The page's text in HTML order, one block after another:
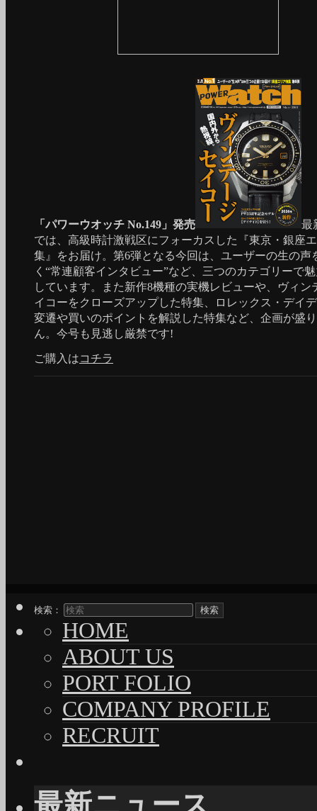
「パワーウオッチ No.149」発売
最
では、高級時計激戦区にフォーカスした『東京・銀座
集』をお届け。第6弾となる今回は、ユーザーの生の声
く“常連顧客インタビュー”など、三つのカテゴリーで
しています。また新作8機種の実機レビューや、ヴィン
イコーをクローズアップした特集、ロレックス・デイ
変遷や買いのポイントを解説した特集など、企画が盛
ん。今号も見逃し厳禁です!
ご購入はコチラ
検索：
HOME
ABOUT US
PORT FOLIO
COMPANY PROFILE
RECRUIT